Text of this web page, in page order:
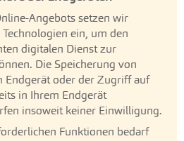
Angebots setzen wir
ein, um den
digitalen Dienst zur
Die Speicherung von
Endgerät oder der Zugriff auf
in Ihrem Endgerät
insoweit keiner Einwilligung.
Funktionen bedarf